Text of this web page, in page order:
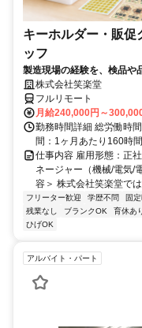
キーホルダー・販促
ッフ
製造現場の経験を、検品や
株式会社笑楽堂
フルリモート
月給240,000円～
勤務時間詳細 総労働時
間：1ヶ月あたり160時
仕事内容 雇用形態：正
ネージャー（機械/電気/
容＞ 株式会社笑楽堂で
フリーター歓迎 学歴不問 固
残業なし
ブランクOK 育休あ
ひげOK
アルバイト・パート